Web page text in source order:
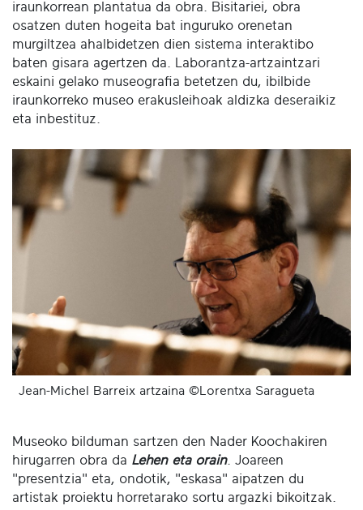
iraunkorrean plantatua da obra. Bisitariei, obra
osatzen duten hogeita bat inguruko orenetan
murgiltzea ahalbidetzen dien sistema interaktibo
baten gisara agertzen da. Laborantza-artzaintzari
eskaini gelako museografia betetzen du, ibilbide
iraunkorreko museo erakusleihoak aldizka deseraikiz
eta inbestituz.
Jean-Michel Barreix artzaina ©Lorentxa Saragueta
Museoko bilduman sartzen den Nader Koochakiren
hirugarren obra da Lehen eta orain. Joareen
"presentzia" eta, ondotik, "eskasa" aipatzen du
artistak proiektu horretarako sortu argazki bikoitzak.